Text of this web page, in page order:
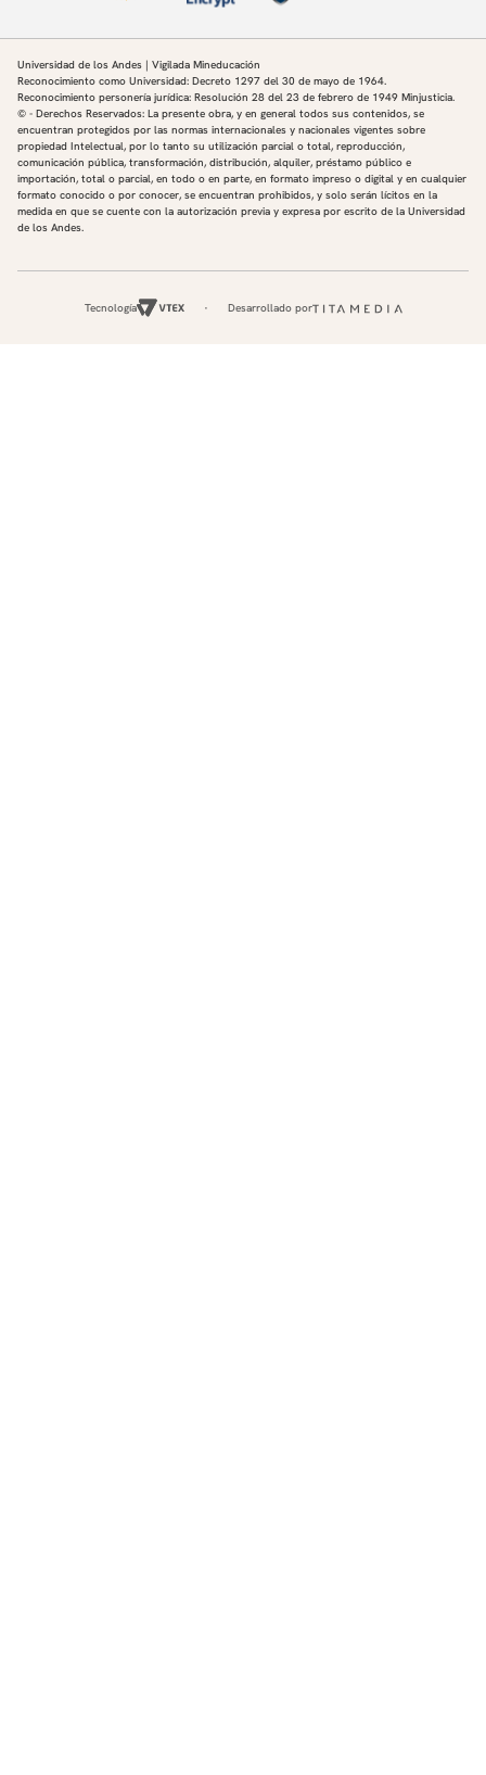
Universidad de los Andes | Vigilada Mineducación
Reconocimiento como Universidad: Decreto 1297 del 30 de mayo de 1964.
Reconocimiento personería jurídica: Resolución 28 del 23 de febrero de 1949 Minjusticia.
© - Derechos Reservados: La presente obra, y en general todos sus contenidos, se
encuentran protegidos por las normas internacionales y nacionales vigentes sobre
propiedad Intelectual, por lo tanto su utilización parcial o total, reproducción,
comunicación pública, transformación, distribución, alquiler, préstamo público e
importación, total o parcial, en todo o en parte, en formato impreso o digital y en cualquier
formato conocido o por conocer, se encuentran prohibidos, y solo serán lícitos en la
medida en que se cuente con la autorización previa y expresa por escrito de la Universidad
de los Andes.
Tecnología Desarrollado por